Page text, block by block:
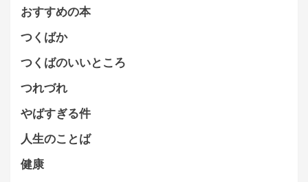
おすすめの本
つくばか
つくばのいいところ
つれづれ
やばすぎる件
人生のことば
健康